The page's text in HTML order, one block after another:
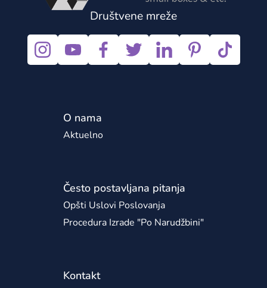
Društvene mreže
O nama
Aktuelno
Često postavljana pitanja
Opšti Uslovi Poslovanja
Procedura Izrade "po Narudžbini"
Kontakt